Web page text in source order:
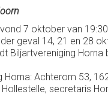
7 oktober van
geval 14, 21 en 28
Biljartvereniging
Horna: Achterom 53,
secretaris